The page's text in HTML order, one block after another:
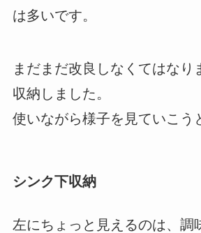
は多いです。
まだまだ改良しなくてはなり
収納しました。
使いながら様子を見ていこう
シンク下収納
左にちょっと見えるのは、調